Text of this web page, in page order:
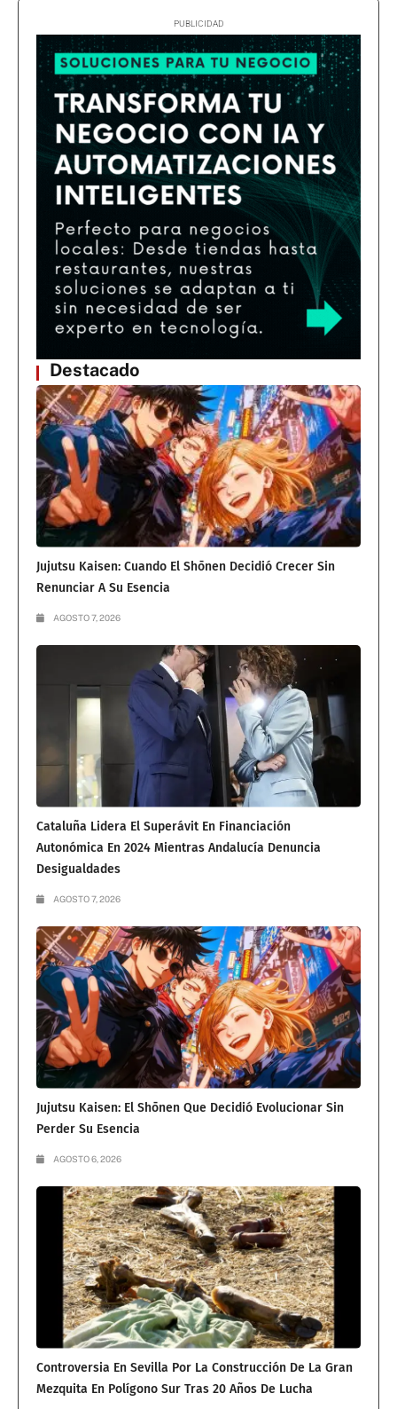
Destacado
Jujutsu Kaisen: Cuando El Shōnen Decidió Crecer Sin
Renunciar A Su Esencia
AGOSTO 7, 2026
Cataluña Lidera El Superávit En Financiación
Autonómica En 2024 Mientras Andalucía Denuncia
Desigualdades
AGOSTO 7, 2026
Jujutsu Kaisen: El Shōnen Que Decidió Evolucionar Sin
Perder Su Esencia
AGOSTO 6, 2026
Controversia En Sevilla Por La Construcción De La Gran
Mezquita En Polígono Sur Tras 20 Años De Lucha